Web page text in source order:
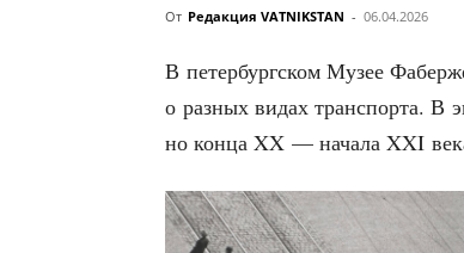
От Редакция VATNIKSTAN - 06.04.2026
В петер­бург­ском Музее
о раз­ных видах транс­пор­та. В
но кон­ца XX — нача­ла XXI